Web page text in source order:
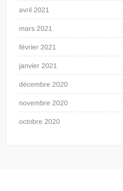
avril 2021
mars 2021
février 2021
janvier 2021
décembre 2020
novembre 2020
octobre 2020